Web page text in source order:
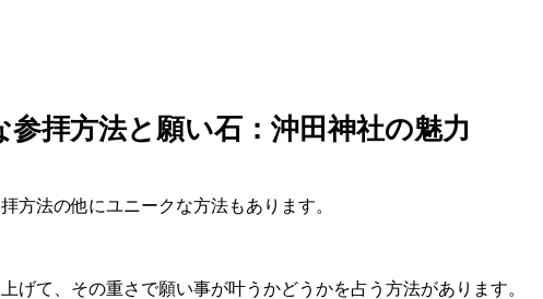
参拝方法と願い石：沖田神社の魅力
方法の他にユニークな方法もあります。
げて、その重さで願い事が叶うかどうかを占う方法があります。